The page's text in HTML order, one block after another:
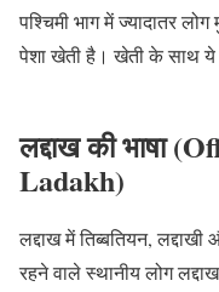
पश्चिमी भाग में ज्यादातर
पेशा खेती है। खेती के साथ ये
लद्दाख की भाषा
Ladakh)
लद्दाख में तिब्बतियन,
रहने वाले स्थानीय लोग